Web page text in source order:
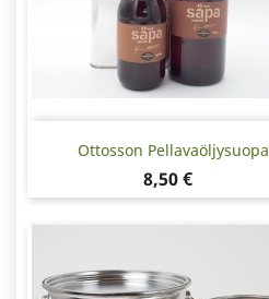
Ottosson Pellavaöljysuopa
Hinta
8,50 €